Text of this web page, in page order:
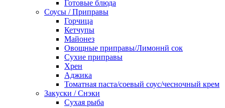
Готовые блюда
Соусы / Приправы
Горчица
Кетчупы
Майонез
Овощные приправы/Лимоннй сок
Сухие приправы
Хрен
Аджика
Томатная паста/соевый соус/чесночный крем
Закуски / Снэки
Сухая рыба